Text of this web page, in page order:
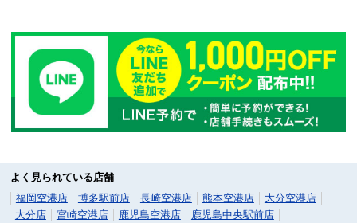
よく見られている店舗
福岡空港店
博多駅前店 長崎空港店 熊本空港店
大分空港店
大分店
宮崎空港店 鹿児島空港店
鹿児島中央駅前店